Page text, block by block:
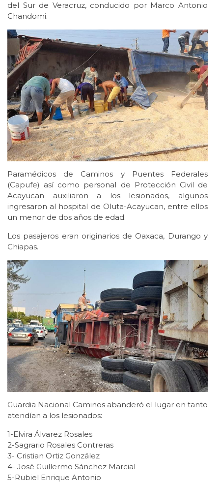
del Sur de Veracruz, conducido por Marco Antonio
Chandomi.
Paramédicos de Caminos y Puentes Federales
(Capufe) así como personal de Protección Civil de
Acayucan auxiliaron a los lesionados, algunos
ingresaron al hospital de Oluta-Acayucan, entre ellos
un menor de dos años de edad.
Los pasajeros eran originarios de Oaxaca, Durango y
Chiapas.
Guardia Nacional Caminos abanderó el lugar en tanto
atendían a los lesionados:
1-Elvira Álvarez Rosales
2-Sagrario Rosales Contreras
3- Cristian Ortiz González
4- José Guillermo Sánchez Marcial
5-Rubiel Enrique Antonio